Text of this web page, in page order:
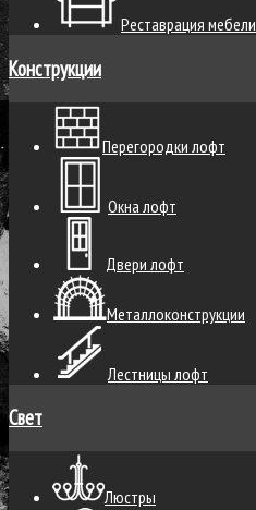
Реставрация мебели
Конструкции
Перегородки лофт
Окна лофт
Двери лофт
Металлоконструкции
Лестницы лофт
Свет
Люстры